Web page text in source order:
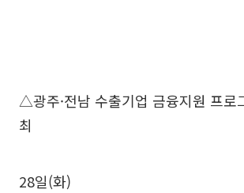
△광주·전남 수출기업 금융지원 프로
최
28일(화)